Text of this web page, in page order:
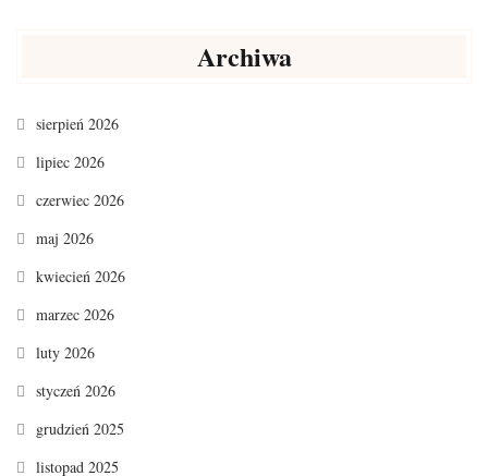
Archiwa
sierpień 2026
lipiec 2026
czerwiec 2026
maj 2026
kwiecień 2026
marzec 2026
luty 2026
styczeń 2026
grudzień 2025
listopad 2025